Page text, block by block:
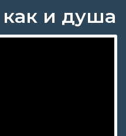
и душа